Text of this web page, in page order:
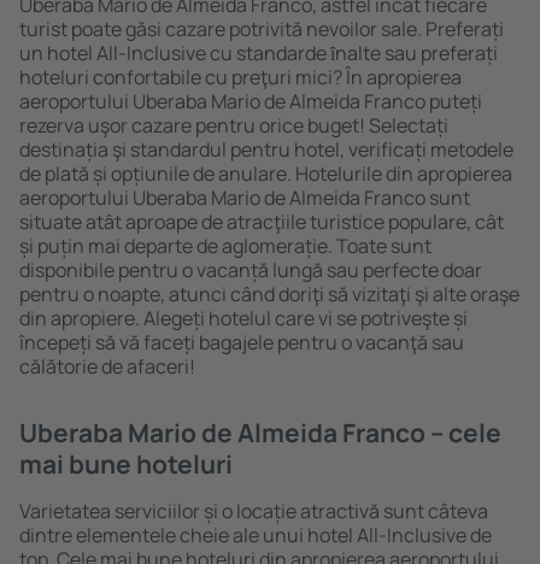
turist poate găsi cazare potrivită nevoilor sale. Preferați
un hotel All-Inclusive cu standarde ȋnalte sau preferați
hoteluri confortabile cu preţuri mici? În apropierea
aeroportului Uberaba Mario de Almeida Franco puteți
rezerva uşor cazare pentru orice buget! Selectați
destinația şi standardul pentru hotel, verificați metodele
de plată și opțiunile de anulare. Hotelurile din apropierea
aeroportului Uberaba Mario de Almeida Franco sunt
situate atât aproape de atracţiile turistice populare, cât
și puțin mai departe de aglomerație. Toate sunt
disponibile pentru o vacanță lungă sau perfecte doar
pentru o noapte, atunci când doriţi să vizitaţi şi alte oraşe
din apropiere. Alegeți hotelul care vi se potriveşte și
începeți să vă faceți bagajele pentru o vacanţă sau
călătorie de afaceri!
Uberaba Mario de Almeida Franco – cele
mai bune hoteluri
Varietatea serviciilor și o locație atractivă sunt câteva
dintre elementele cheie ale unui hotel All-Inclusive de